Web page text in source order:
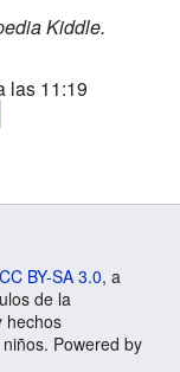
Kiddle.
las 11:19
CC BY-SA 3.0, a
de la
hechos
Powered by